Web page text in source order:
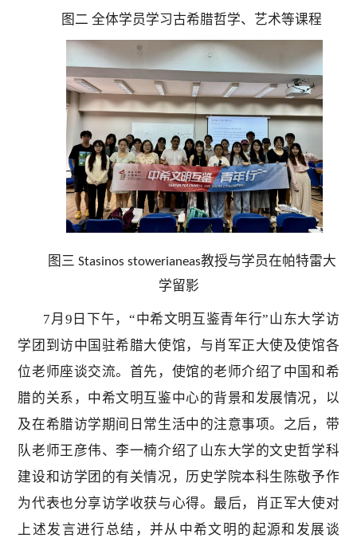
图二 全体学员学习古希腊哲学、艺术等课程
图三 Stasinos stowerianeas教授与学员在帕特雷大
学留影
7月9日下午，“中希文明互鉴青年行”山东大学访
学团到访中国驻希腊大使馆，与肖军正大使及使馆各
位老师座谈交流。首先，使馆的老师介绍了中国和希
腊的关系，中希文明互鉴中心的背景和发展情况，以
及在希腊访学期间日常生活中的注意事项。之后，带
队老师王彦伟、李一楠介绍了山东大学的文史哲学科
建设和访学团的有关情况，历史学院本科生陈敬予作
为代表也分享访学收获与心得。最后，肖正军大使对
上述发言进行总结，并从中希文明的起源和发展谈